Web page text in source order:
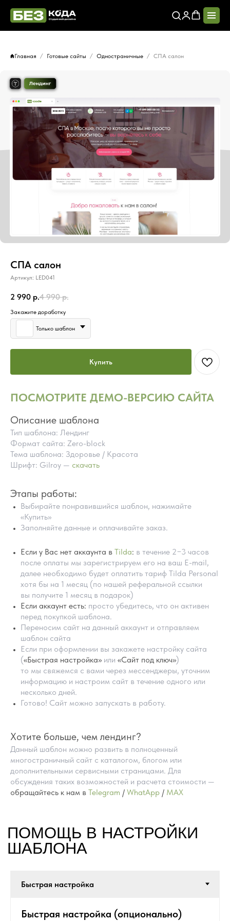
Главная Готовые сайты Одностраничные СПА салон
СПА салон
Артикул: LED041
2 990 р.4 990 р.
Закажите доработку
Только шаблон
Купить
ПОСМОТРИТЕ ДЕМО-ВЕРСИЮ САЙТА
Описание шаблона
Тип шаблона: Лендинг
Формат сайта: Zero-block
Тема шаблона: Здоровье / Красота
Шрифт: Gilroy — скачать
Этапы работы:
Выбирайте понравившийся шаблон, нажимайте
«Купить»
Заполняйте данные и оплачивайте заказ.
Если у Вас нет аккаунта в Tilda: в течение 2−3 часов
после оплаты мы зарегистрируем его на ваш E-mail,
далее необходимо будет оплатить тариф Tilda Personal
хотя бы на 1 месяц (по нашей реферальной ссылки
вы получите 1 месяц в подарок)
Если аккаунт есть: просто убедитесь, что он активен
перед покупкой шаблона.
Переносим сайт на данный аккаунт и отправляем
шаблон сайта
Если при оформлении вы закажете настройку сайта
(«Быстрая настройка» или «Сайт под ключ»)
то мы свяжемся с вами через мессенджеры, уточним
информацию и настроим сайт в течение одного или
несколько дней.
Готово! Сайт можно запускать в работу.
Хотите больше, чем лендинг?
Данный шаблон можно развить в полноценный
многостраничный сайт с каталогом, блогом или
дополнительными сервисными страницами. Для
обсуждения таких возможностей и расчета стоимости —
обращайтесь к нам в Telegram / WhatApp / MAX
ПОМОЩЬ В НАСТРОЙКИ
ШАБЛОНА
Быстрая настройка (опционально)
НА TILDA